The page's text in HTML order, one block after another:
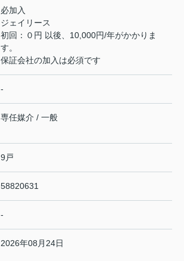
必加入
ジェイリース
初回：０円 以後、10,000円/年がかかりま
す。
保証会社の加入は必須です
-
専任媒介 / 一般
9戸
58820631
-
2026年08月24日